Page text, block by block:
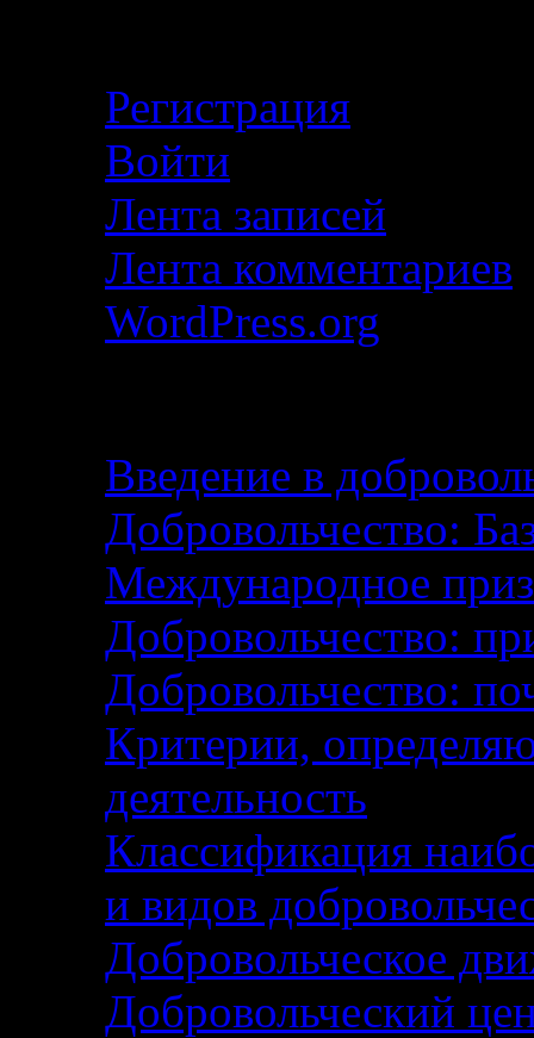
Регистрация
Войти
Лента записей
Лента комментариев
WordPress.org
Введение в
Добровольчество:
Международное
Добровольчество:
Добровольчество:
Критерии,
деятельность
Классификация
и видов
Добровольческое
Добровольческий